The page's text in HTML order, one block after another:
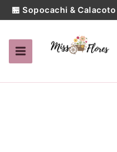
al
🏪 Sopocachi & Calacoto